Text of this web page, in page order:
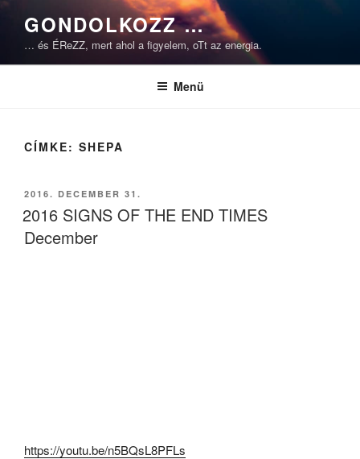
Tartalomhoz
GONDOLKOZZ …
… és ÉReZZ, mert ahol a figyelem, oTt az energia.
Menü
CÍMKE: SHEPA
BEKÜLDVE:
2016. DECEMBER 31.
2016 SIGNS OF THE END TIMES
December
https://youtu.be/n5BQsL8PFLs